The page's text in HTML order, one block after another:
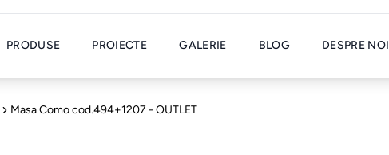
PRODUSE PROIECTE GALERIE BLOG DESPRE NOI
Masa Como cod.494+1207 - OUTLET